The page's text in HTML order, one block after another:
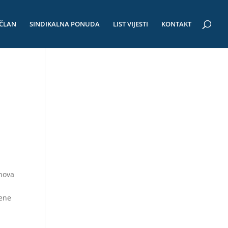
SINDIKALNA PONUDA LIST VIJESTI KONTAKT